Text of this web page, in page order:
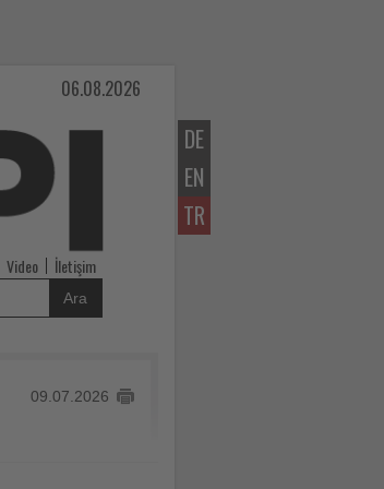
DE
EN
TR
06.08.2026
Video İletişim
Ara
09.07.2026